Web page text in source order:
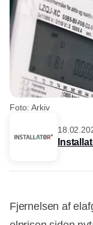
Foto: Arkiv
Fjernelsen af